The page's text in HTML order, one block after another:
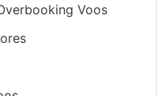
Voos